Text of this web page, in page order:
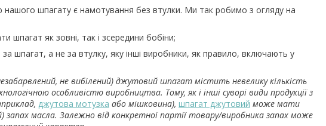
нашого шпагату є намотування без втулки. Ми так робимо з огляду на
шпагат як зовні, так і зсередини бобіни;
шпагат, а не за втулку, яку інші виробники, як правило, включають у
не вибілений) джутовий шпагат містить невелику кількість
особливістю виробництва. Тому, як і інші суворі види продукції з
джутова мотузка або мішковина), шпагат джутовий може мати
запах масла. Залежно від конкретної партії товару/виробника запах може